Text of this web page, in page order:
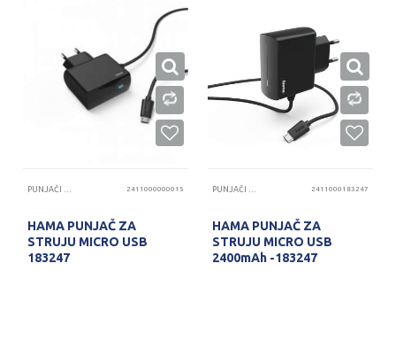
PUNJAČI TELEFONA 2411000000015
HAMA PUNJAČ ZA
STRUJU MICRO USB
183247
PUNJAČI TELEFONA 2411000183247
HAMA PUNJAČ ZA
STRUJU MICRO USB
2400mAh -183247